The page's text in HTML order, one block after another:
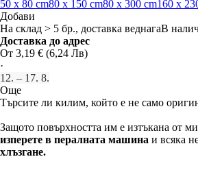
50 x 80 cm80 x 150 cm80 x 300 cm160 x
Добави
На склад > 5 бр., доставка веднагаВ
Доставка до адрес
От 3,19 € (6,24 Лв)
·
12. – 17. 8.
Още
Търсите ли килим, който е не само
Защото повърхността им е изтъкана от
изперете в пералната машина и всяка
хлъзгане.